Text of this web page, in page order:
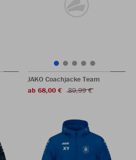
JAKO Coachjacke Team
ab 68,00 €
89,99 €